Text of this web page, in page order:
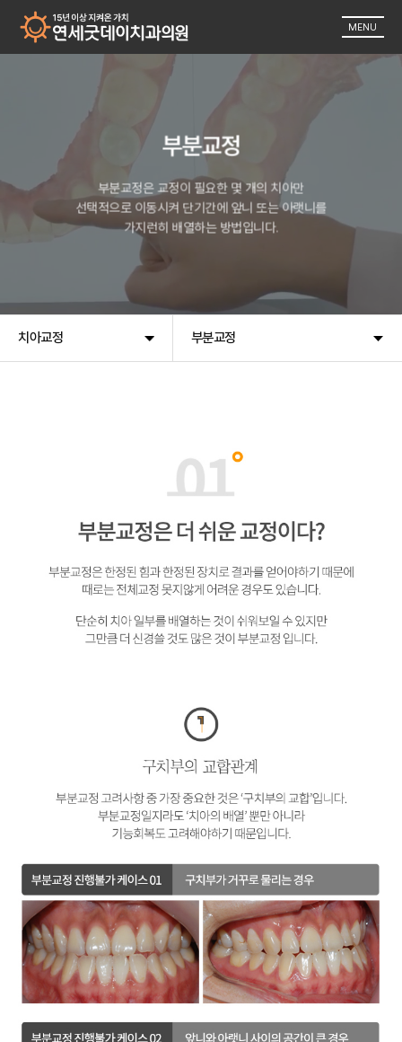
MENU
부분교정
부분교정은 교정이 필요한 몇 개의 치아만
선택적으로 이동시켜 단기간에 앞니 또는 아랫니를
가지런히 배열하는 방법입니다.
치아교정 부분교정